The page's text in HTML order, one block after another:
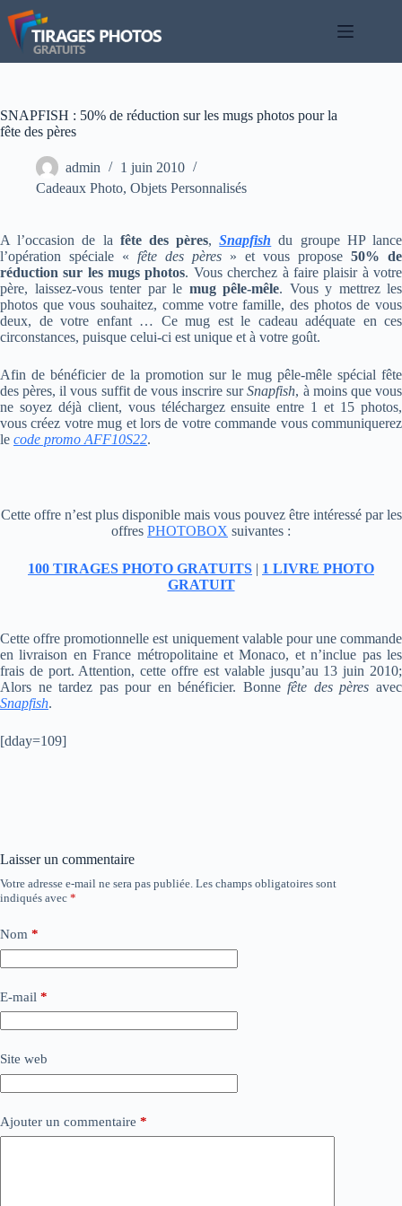
Passer
au
contenu
SNAPFISH : 50% de réduction sur les mugs photos pour la
fête des pères
admin
1 juin 2010
Cadeaux Photo, Objets Personnalisés
A l’occasion de la fête des pères,Snapfish du groupe HP lance
l’opération spéciale « fête des pères » et vous propose 50% de
réduction sur les mugs photos. Vous cherchez à faire plaisir à votre
père, laissez-vous tenter par le mug pêle-mêle. Vous y mettrez les
photos que vous souhaitez, comme votre famille, des photos de vous
deux, de votre enfant … Ce mug est le cadeau adéquate en ces
circonstances, puisque celui-ci est unique et à votre goût.
Afin de bénéficier de la promotion sur le mug pêle-mêle spécial fête
des pères, il vous suffit de vous inscrire surSnapfish, à moins que vous
ne soyez déjà client, vous téléchargez ensuite entre 1 et 15 photos,
vous créez votre mug et lors de votre commande vous communiquerez
le code promo AFF10S22.
Cette offre n’est plus disponible mais vous pouvez être intéressé par les
offres PHOTOBOX suivantes :
100 TIRAGES PHOTO GRATUITS | 1 LIVRE PHOTO
GRATUIT
Cette offre promotionnelle est uniquement valable pour une commande
en livraison en France métropolitaine et Monaco, et n’inclue pas les
frais de port. Attention, cette offre est valable jusqu’au 13 juin 2010;
Alors ne tardez pas pour en bénéficier. Bonnefête des pères avec
Snapfish.
[dday=109]
Laisser un commentaire
Votre adresse e-mail ne sera pas publiée. Les champs obligatoires sont
indiqués avec *
Nom *
E-mail *
Site web
Ajouter un commentaire *